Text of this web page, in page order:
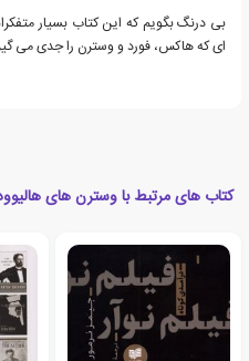
بی درنگ بگویم که این کتاب بسیار
ای که هاکس، فورد و وسترن را جدی می
کتاب های مرتبط با وسترن های